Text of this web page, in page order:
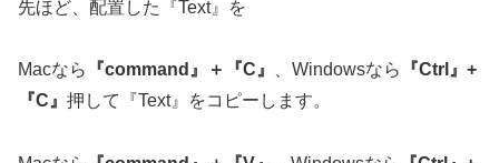
先ほど、配置した『Text』を
Macなら 『command』＋『C』 、Windowsなら
『Ctrl』+
『C』 押して『Text』をコピーします。